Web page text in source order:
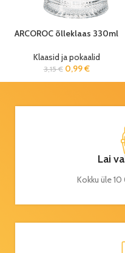
ARCOROC õlleklaas 330ml
Klaasid ja pokaalid
3,15€ 0,99€
Lai
Kokku üle